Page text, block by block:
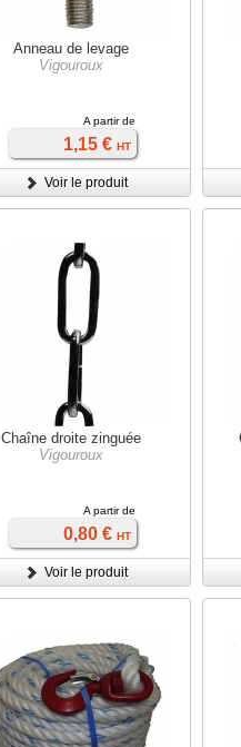
Anneau de levage
Vigouroux
A partir de
1,15 € HT
Voir le produit
Chaîne droite zinguée
Vigouroux
A partir de
0,80 € HT
Voir le produit